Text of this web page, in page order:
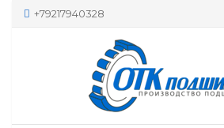
+79217940328